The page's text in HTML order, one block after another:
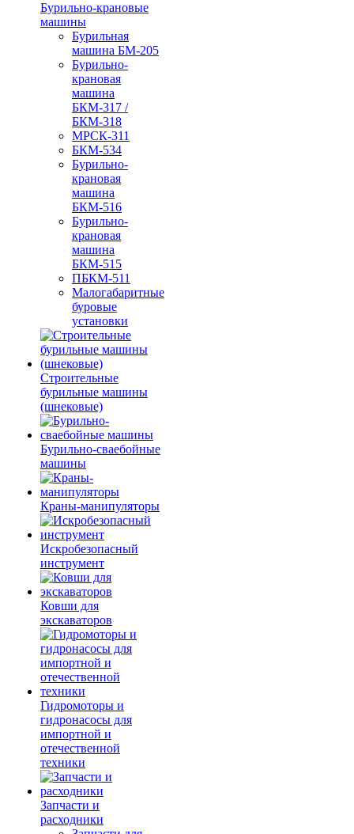
Бурильно-крановые
машины
Бурильная
машина БМ-205
Бурильно-
крановая
машина
БКМ-317 /
БКМ-318
МРСК-311
БКМ-534
Бурильно-
крановая
машина
БКМ-516
Бурильно-
крановая
машина
БКМ-515
ПБКМ-511
Малогабаритные
буровые
установки
Строительные
бурильные машины
(шнековые)
Бурильно-сваебойные
машины
Краны-манипуляторы
Искробезопасный
инструмент
Ковши для
экскаваторов
Гидромоторы и
гидронасосы для
импортной и
отечественной
техники
Запчасти и
расходники